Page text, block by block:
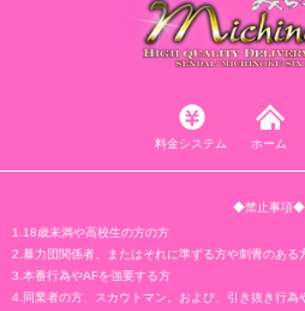
料金システム ホーム
◆禁止事項◆
1.18歳未満や高校生の方の方
2.暴力団関係者、またはそれに準ずる方や刺青のある
3.本番行為やAFを強要する方
4.同業者の方、スカウトマン。および、引き抜き行為